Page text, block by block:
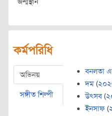
কর্মপরিধি
অভিনয়
সঙ্গীত শিল্পী
বনলতা
দম (
উৎসব (
ইনসাফ (